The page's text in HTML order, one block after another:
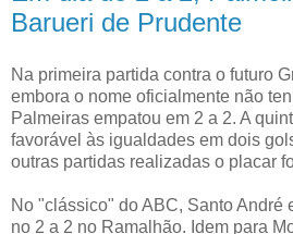
Barueri de Prudente
Na primeira partida contra o futuro
embora o nome oficialmente não
Palmeiras empatou em 2 a 2. A
favorável às igualdades em dois
outras partidas realizadas o placar
No "clássico" do ABC, Santo André
no 2 a 2 no Ramalhão. Idem para